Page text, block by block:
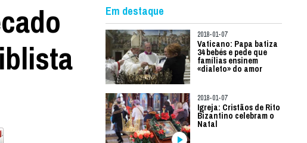
Em destaque
2018-01-07
Vaticano: Papa batiza
34 bebés e pede que
famílias ensinem
«dialeto» do amor
2018-01-07
Igreja: Cristãos de Rito
Bizantino celebram o
Natal